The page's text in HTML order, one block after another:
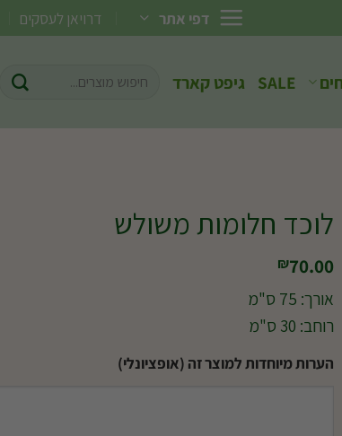
דפי אתר דרויאן לעסקים
SALE גיפט קארד
לוכד חלומות משולש
₪70.00
אורך: 75 ס"מ
רוחב: 30 ס"מ
הערות מיוחדות למוצר זה (אופציונלי)